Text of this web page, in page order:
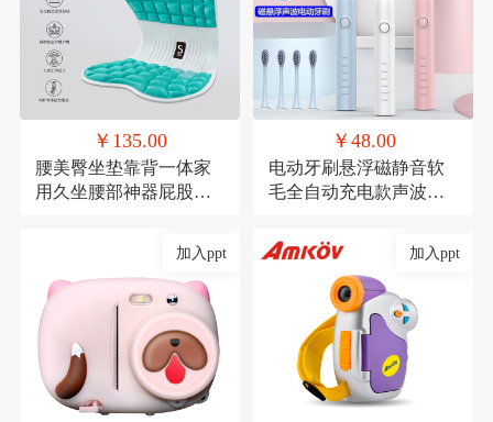
￥135.00
腰美臀坐垫靠背一体家
用久坐腰部神器屁股垫
￥48.00
电动牙刷悬浮磁静音软
毛全自动充电款声波式
加入ppt 加入ppt